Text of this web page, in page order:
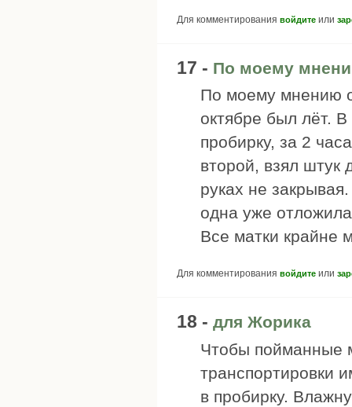
Для комментирования войдите или
17 - По моему
По моему мнению
октябре был лёт.
пробирку, за 2
второй, взял штук
руках не
одна уже
Все матки крайне
Для комментирования войдите или
18 - для Жорика
Чтобы пойманные
транспортировки
в пробирку.